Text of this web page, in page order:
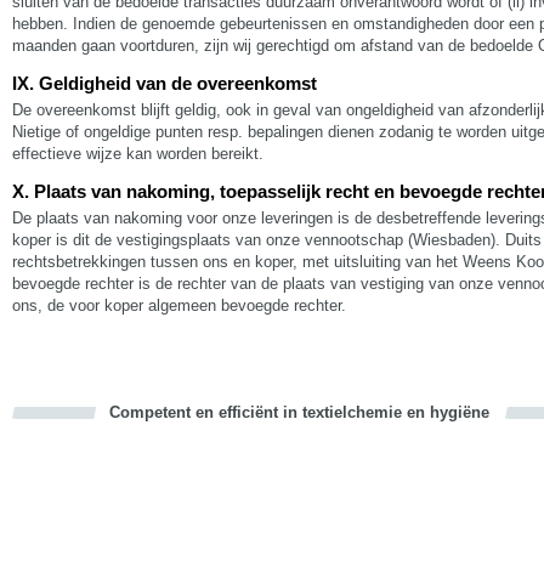
hebben. Indien de genoemde gebeurtenissen en omstandigheden door een
maanden gaan voortduren, zijn wij gerechtigd om afstand van de bedoelde
IX. Geldigheid van de overeenkomst
De overeenkomst blijft geldig, ook in geval van ongeldigheid van
Nietige of ongeldige punten resp. bepalingen dienen zodanig te worden
effectieve wijze kan worden bereikt.
X. Plaats van nakoming, toepasselijk recht en bevoegde
De plaats van nakoming voor onze leveringen is de desbetreffende
koper is dit de vestigingsplaats van onze vennootschap (Wiesbaden).
rechtsbetrekkingen tussen ons en koper, met uitsluiting van het Weens
bevoegde rechter is de rechter van de plaats van vestiging van onze
ons, de voor koper algemeen bevoegde rechter.
Competent en efficiënt in textielchemie en hygiëne